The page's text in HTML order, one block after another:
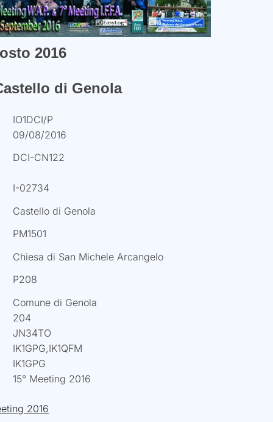
2016
di Genola
IO1DCI/P
09/08/2016
DCI-CN122
I-02734
Castello di Genola
PM1501
Chiesa di San Michele Arcangelo
P208
Comune di Genola
204
JN34TO
IK1GPG,IK1QFM
IK1GPG
15° Meeting 2016
2016